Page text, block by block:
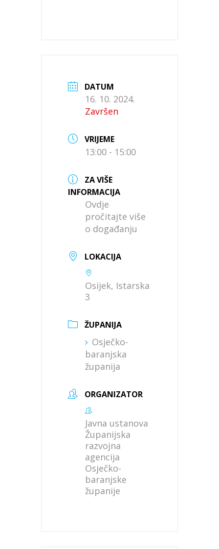
DATUM
16. 10. 2024.
Završen
VRIJEME
13:00 - 15:00
ZA VIŠE
INFORMACIJA
Ovdje
pročitajte više
o događanju
LOKACIJA
Osijek, Istarska
3
ŽUPANIJA
Osječko-
baranjska
županija
ORGANIZATOR
Javna ustanova
Županijska
razvojna
agencija
Osječko-
baranjske
županije